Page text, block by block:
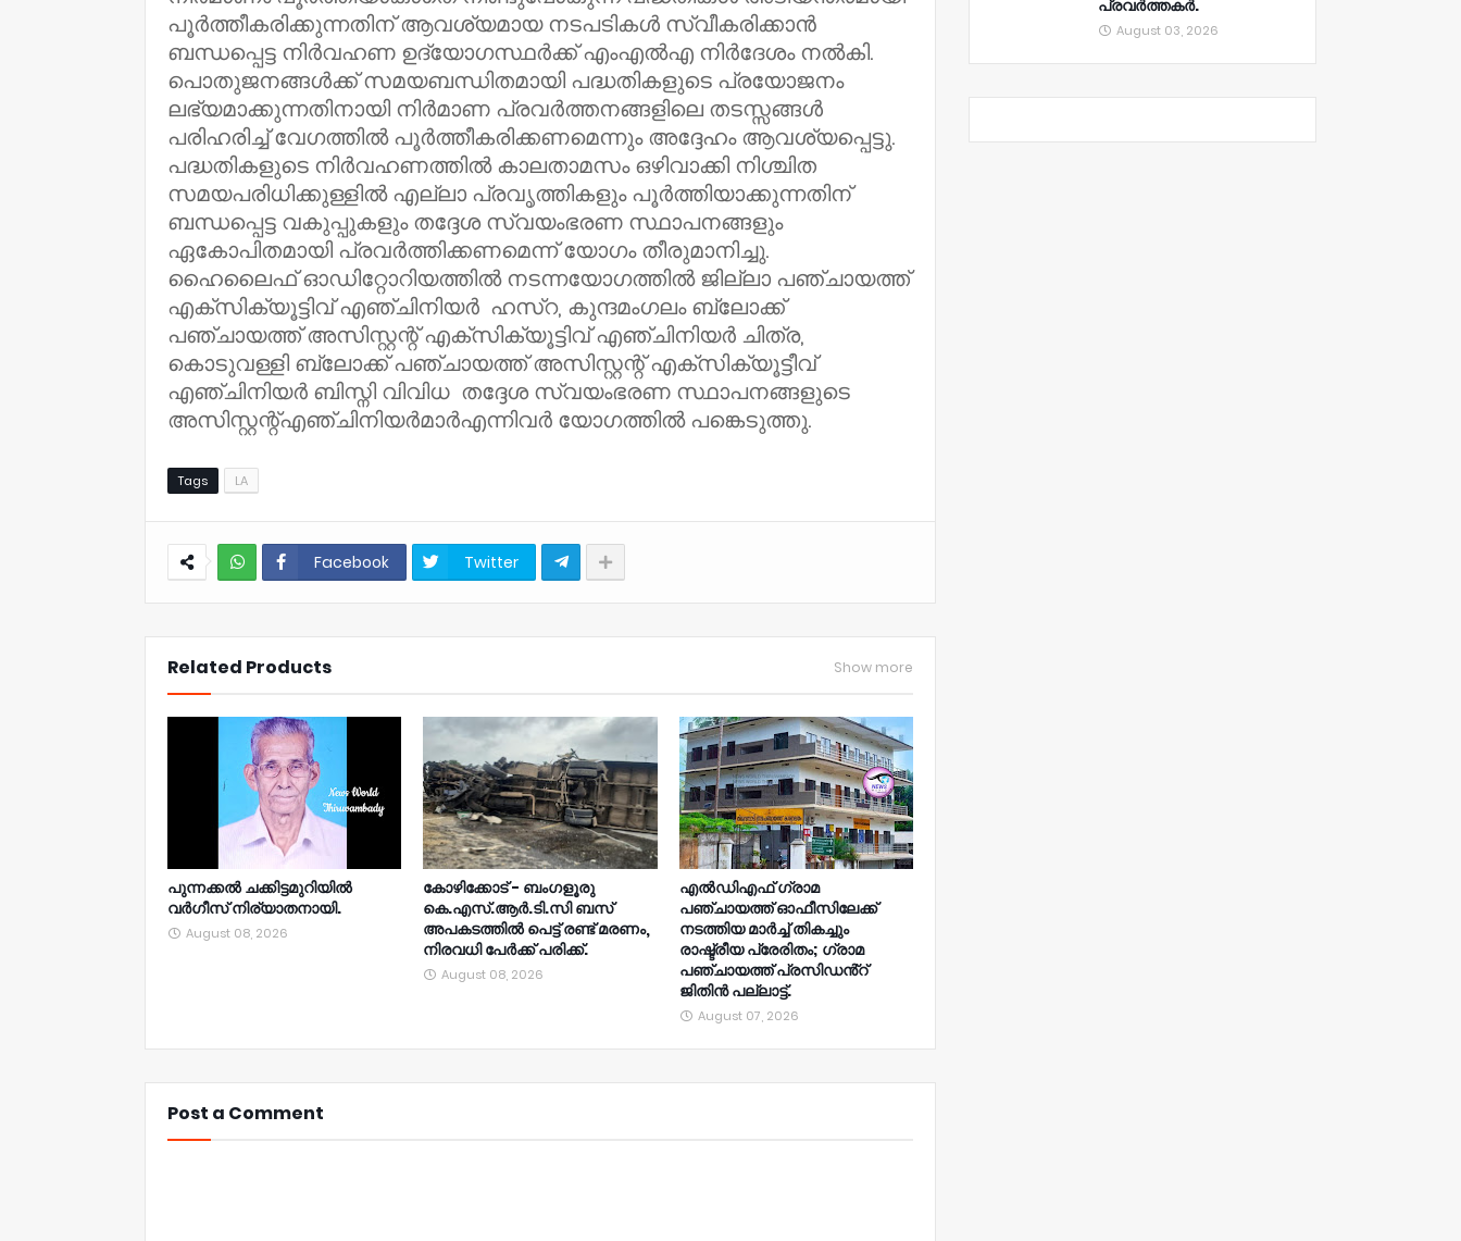
പൂർത്തീകരിക്കുന്നതിന് ആവശ്യമായ നടപടികൾ സ്വീകരിക്കാൻ
ബന്ധപ്പെട്ട നിർവഹണ ഉദ്യോഗസ്ഥർക്ക് എംഎൽഎ നിർദേശം നൽകി.
പൊതുജനങ്ങൾക്ക് സമയബന്ധിതമായി പദ്ധതികളുടെ പ്രയോജനം
ലഭ്യമാക്കുന്നതിനായി നിർമാണ പ്രവർത്തനങ്ങളിലെ തടസ്സങ്ങൾ
പരിഹരിച്ച് വേഗത്തിൽ പൂർത്തീകരിക്കണമെന്നും അദ്ദേഹം ആവശ്യപ്പെട്ടു.
പദ്ധതികളുടെ നിർവഹണത്തിൽ കാലതാമസം ഒഴിവാക്കി നിശ്ചിത
സമയപരിധിക്കുള്ളിൽ എല്ലാ പ്രവൃത്തികളും പൂർത്തിയാക്കുന്നതിന്
ബന്ധപ്പെട്ട വകുപ്പുകളും തദ്ദേശ സ്വയംഭരണ സ്ഥാപനങ്ങളും
ഏകോപിതമായി പ്രവർത്തിക്കണമെന്ന് യോഗം തീരുമാനിച്ചു.
ഹൈലൈഫ് ഓഡിറ്റോറിയത്തിൽ നടന്നയോഗത്തിൽ ജില്ലാ പഞ്ചായത്ത്
എക്സിക്യൂട്ടിവ് എഞ്ചിനിയർ ഹസ്റ, കുന്ദമംഗലം ബ്ലോക്ക്
പഞ്ചായത്ത് അസിസ്റ്റന്റ് എക്സിക്യൂട്ടിവ് എഞ്ചിനിയർ ചിത്ര,
കൊടുവള്ളി ബ്ലോക്ക് പഞ്ചായത്ത് അസിസ്റ്റന്റ് എക്സിക്യൂട്ടീവ്
എഞ്ചിനിയർ ബിസ്നി വിവിധ തദ്ദേശ സ്വയംഭരണ സ്ഥാപനങ്ങളുടെ
അസിസ്റ്റന്റ്എഞ്ചിനിയർമാർഎന്നിവർ യോഗത്തിൽ പങ്കെടുത്തു.
Tags LA
Facebook Twitter
Related Products Show more
പുന്നക്കൽ ചക്കിട്ടമുറിയിൽ
വർഗീസ് നിര്യാതനായി.
August 08, 2026
കോഴിക്കോട് - ബംഗളൂരു
കെ.എസ്.ആർ.ടി.സി ബസ്
അപകടത്തിൽ പെട്ട് രണ്ട് മരണം,
നിരവധി പേർക്ക് പരിക്ക്.
August 08, 2026
എൽഡിഎഫ് ഗ്രാമ
പഞ്ചായത്ത് ഓഫീസിലേക്ക്
നടത്തിയ മാർച്ച് തികച്ചും
രാഷ്ട്രീയ പ്രേരിതം; ഗ്രാമ
പഞ്ചായത്ത് പ്രസിഡൻ്റ്
ജിതിൻ പല്ലാട്ട്.
August 07, 2026
Post a Comment
പ്രവർത്തകർ.
August 03, 2026